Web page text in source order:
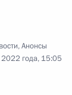
,Анонсы
года, 15:05